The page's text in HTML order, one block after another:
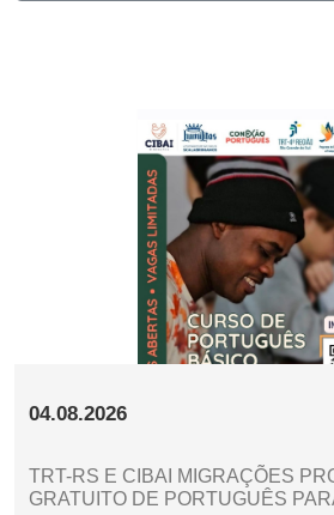
04.08.2026
TRT-RS E CIBAI MIGRAÇÕES
GRATUITO DE PORTUGUÊS